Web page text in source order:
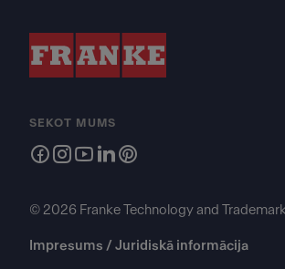
SEKOT MUMS
© 2026 Franke Technology and
Impresums / Juridiskā informācija